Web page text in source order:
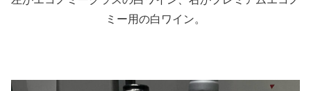
ミー用の白ワイン。